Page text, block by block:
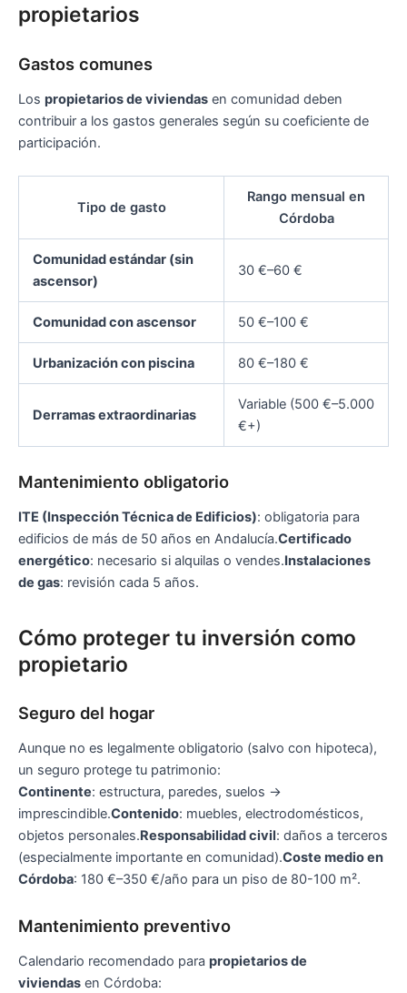
propietarios
Gastos comunes
Los propietarios de viviendas en comunidad deben
contribuir a los gastos generales según su coeficiente de
participación.
Tipo de gasto
Rango mensual en
Córdoba
Comunidad estándar (sin
ascensor)
30 €–60 €
Comunidad con ascensor 50 €–100 €
Urbanización con piscina 80 €–180 €
Derramas extraordinarias
Variable (500 €–5.000
€+)
Mantenimiento obligatorio
ITE (Inspección Técnica de Edificios): obligatoria para
edificios de más de 50 años en Andalucía.Certificado
energético: necesario si alquilas o vendes.Instalaciones
de gas: revisión cada 5 años.
Cómo proteger tu inversión como
propietario
Seguro del hogar
Aunque no es legalmente obligatorio (salvo con hipoteca),
un seguro protege tu patrimonio:
Continente: estructura, paredes, suelos →
imprescindible.Contenido: muebles, electrodomésticos,
objetos personales.Responsabilidad civil: daños a terceros
(especialmente importante en comunidad).Coste medio en
Córdoba: 180 €–350 €/año para un piso de 80-100 m².
Mantenimiento preventivo
Calendario recomendado para propietarios de
viviendas en Córdoba: